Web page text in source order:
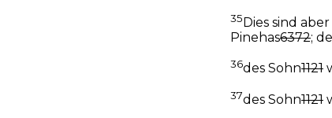
35 Dies sind
Pinehas6372;
36des Sohn1121
37des Sohn1121